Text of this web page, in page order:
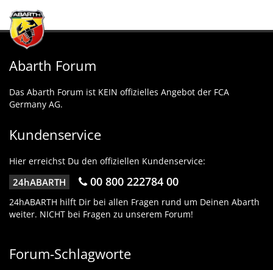
Abarth Forum
Das Abarth Forum ist KEIN offizielles Angebot der FCA
Germany AG.
Kundenservice
Hier erreichst Du den offiziellen Kundenservice:
24hABARTH 00 800 222784 00
24hABARTH hilft Dir bei allen Fragen rund um Deinen Abarth
weiter. NICHT bei Fragen zu unserem Forum!
Forum-Schlagworte